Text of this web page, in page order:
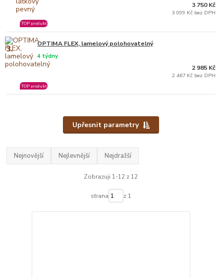
TOP produkt
3 750 Kč
3 099 Kč bez DPH
3. OPTIMA FLEX, lamelový polohovatelný
4 týdny
TOP produkt
2 985 Kč
2 467 Kč bez DPH
Upřesnit parametry
Nejnovější Nejlevnější Nejdražší
Zobrazuji 1-12 z 12
strana z 1